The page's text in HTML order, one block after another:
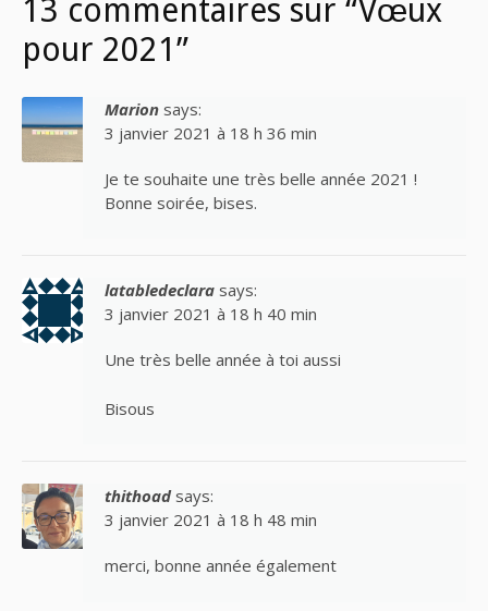
13 commentaires sur “Vœux
pour 2021”
Marion says:
3 janvier 2021 à 18 h 36 min
Je te souhaite une très belle année 2021 !
Bonne soirée, bises.
latabledeclara says:
3 janvier 2021 à 18 h 40 min
Une très belle année à toi aussi
Bisous
thithoad says:
3 janvier 2021 à 18 h 48 min
merci, bonne année également